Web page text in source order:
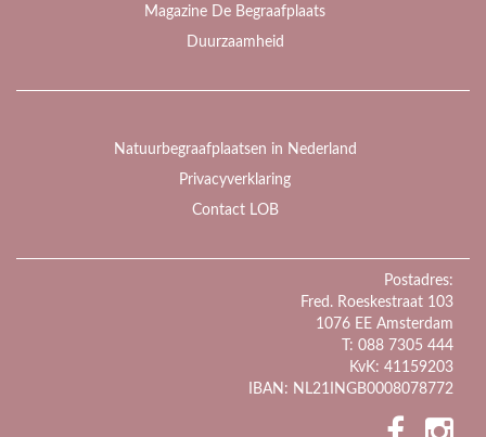
Magazine De Begraafplaats
Duurzaamheid
Natuurbegraafplaatsen in Nederland
Privacyverklaring
Contact LOB
Postadres:
Fred. Roeskestraat 103
1076 EE Amsterdam
T: 088 7305 444
KvK: 41159203
IBAN: NL21INGB0008078772